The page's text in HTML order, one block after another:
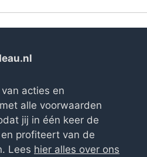
acties en
alle voorwaarden
jij in één keer de
profiteert van de
Lees hier alles over ons